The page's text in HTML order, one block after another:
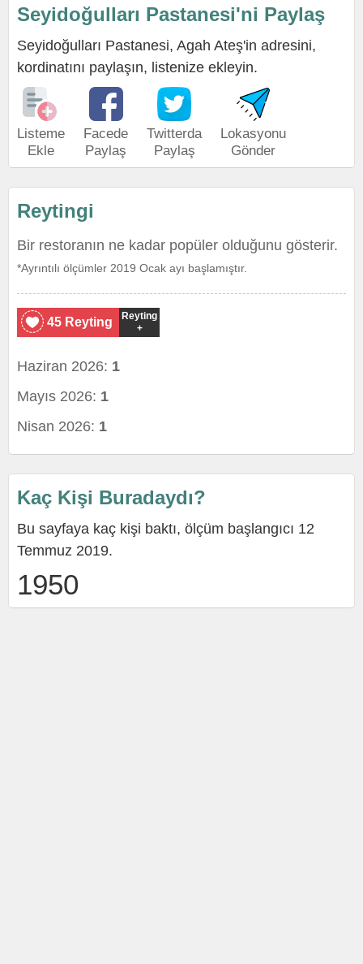
Seyidoğulları Pastanesi'ni Paylaş
Seyidoğulları Pastanesi, Agah Ateş'in adresini,
kordinatını paylaşın, listenize ekleyin.
Listeme
Ekle
Facede
Paylaş
Twitterda
Paylaş
Lokasyonu
Gönder
Reytingi
Bir restoranın ne kadar popüler olduğunu gösterir.
*Ayrıntılı ölçümler 2019 Ocak ayı başlamıştır.
45 Reyting
Reyting
+
Haziran 2026: 1
Mayıs 2026: 1
Nisan 2026: 1
Kaç Kişi Buradaydı?
Bu sayfaya kaç kişi baktı, ölçüm başlangıcı 12
Temmuz 2019.
1950